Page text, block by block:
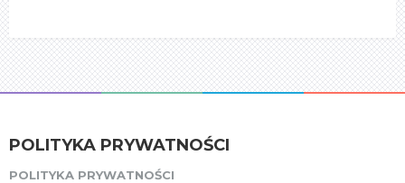
POLITYKA PRYWATNOŚCI
POLITYKA PRYWATNOŚCI